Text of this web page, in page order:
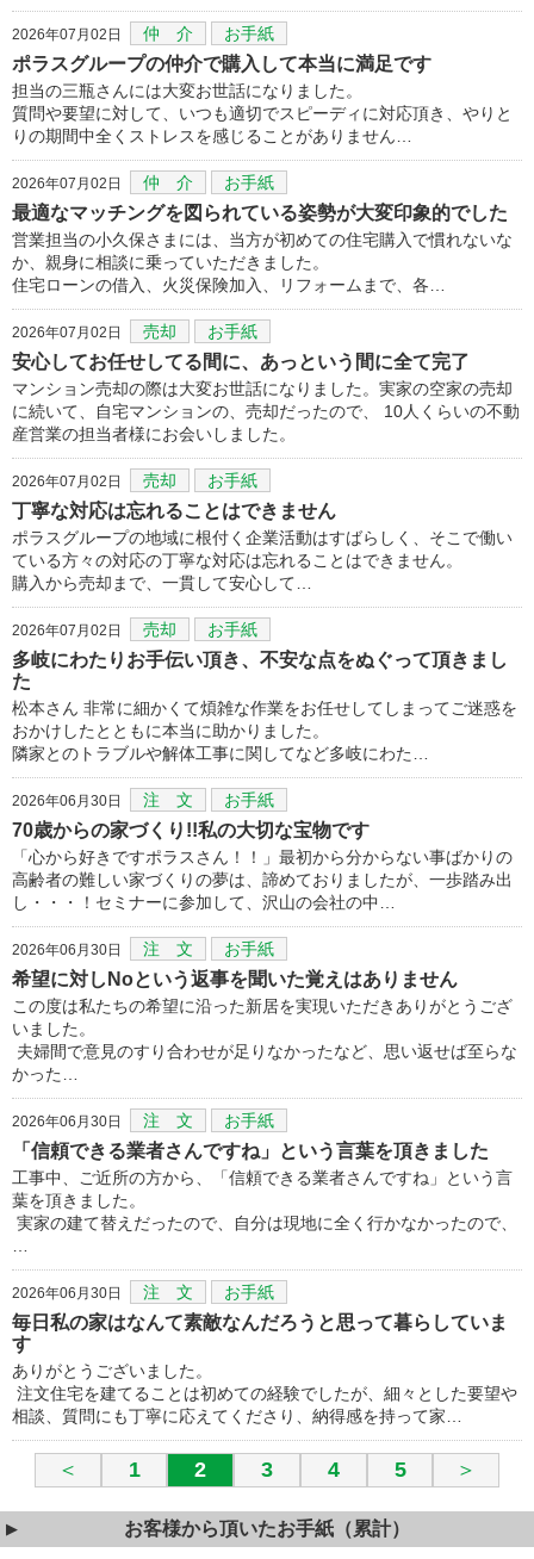
2026年07月02日 仲 介 お手紙
ポラスグループの仲介で購入して本当に満足です
担当の三瓶さんには大変お世話になりました。
質問や要望に対して、いつも適切でスピーディに対応頂き、やりと
りの期間中全くストレスを感じることがありません…
2026年07月02日 仲 介 お手紙
最適なマッチングを図られている姿勢が大変印象的でした
営業担当の小久保さまには、当方が初めての住宅購入で慣れないな
か、親身に相談に乗っていただきました。
住宅ローンの借入、火災保険加入、リフォームまで、各…
2026年07月02日 売却 お手紙
安心してお任せしてる間に、あっという間に全て完了
マンション売却の際は大変お世話になりました。実家の空家の売却
に続いて、自宅マンションの、売却だったので、 10人くらいの不動
産営業の担当者様にお会いしました。
2026年07月02日 売却 お手紙
丁寧な対応は忘れることはできません
ポラスグループの地域に根付く企業活動はすばらしく、そこで働い
ている方々の対応の丁寧な対応は忘れることはできません。
購入から売却まで、一貫して安心して…
2026年07月02日 売却 お手紙
多岐にわたりお手伝い頂き、不安な点をぬぐって頂きまし
た
松本さん 非常に細かくて煩雑な作業をお任せしてしまってご迷惑を
おかけしたとともに本当に助かりました。
隣家とのトラブルや解体工事に関してなど多岐にわた…
2026年06月30日 注 文 お手紙
70歳からの家づくり!!私の大切な宝物です
「心から好きですポラスさん！！」最初から分からない事ばかりの
高齢者の難しい家づくりの夢は、諦めておりましたが、一歩踏み出
し・・・！セミナーに参加して、沢山の会社の中…
2026年06月30日 注 文 お手紙
希望に対しNoという返事を聞いた覚えはありません
この度は私たちの希望に沿った新居を実現いただきありがとうござ
いました。
夫婦間で意見のすり合わせが足りなかったなど、思い返せば至らな
かった…
2026年06月30日 注 文 お手紙
「信頼できる業者さんですね」という言葉を頂きました
工事中、ご近所の方から、「信頼できる業者さんですね」という言
葉を頂きました。
実家の建て替えだったので、自分は現地に全く行かなかったので、
2026年06月30日 注 文 お手紙
毎日私の家はなんて素敵なんだろうと思って暮らしていま
す
ありがとうございました。
注文住宅を建てることは初めての経験でしたが、細々とした要望や
相談、質問にも丁寧に応えてくださり、納得感を持って家…
＜ 1 2 3 4 5 ＞
お客様から頂いたお手紙（累計）